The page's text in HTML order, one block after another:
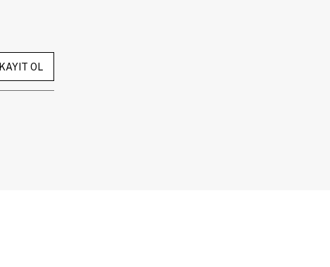
KAYIT OL